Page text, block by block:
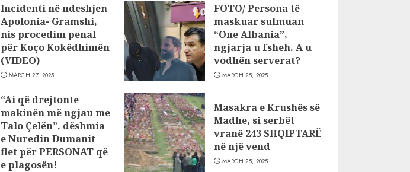
Incidenti në ndeshjen
Apolonia- Gramshi,
nis procedim penal
për Koço Kokëdhimën
(VIDEO)
MARCH 27, 2025
FOTO/ Persona të
maskuar sulmuan
“One Albania”,
ngjarja u fsheh. A u
vodhën serverat?
MARCH 25, 2025
“Ai që drejtonte
makinën më ngjau me
Talo Çelën”, dëshmia
e Nuredin Dumanit
flet për PERSONAT që
e plagosën!
Masakra e Krushës së
Madhe, si serbët
vranë 243 SHQIPTARË
në një vend
MARCH 25, 2025